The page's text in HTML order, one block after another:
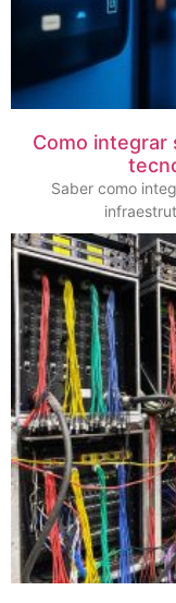
Como integrar
Saber como